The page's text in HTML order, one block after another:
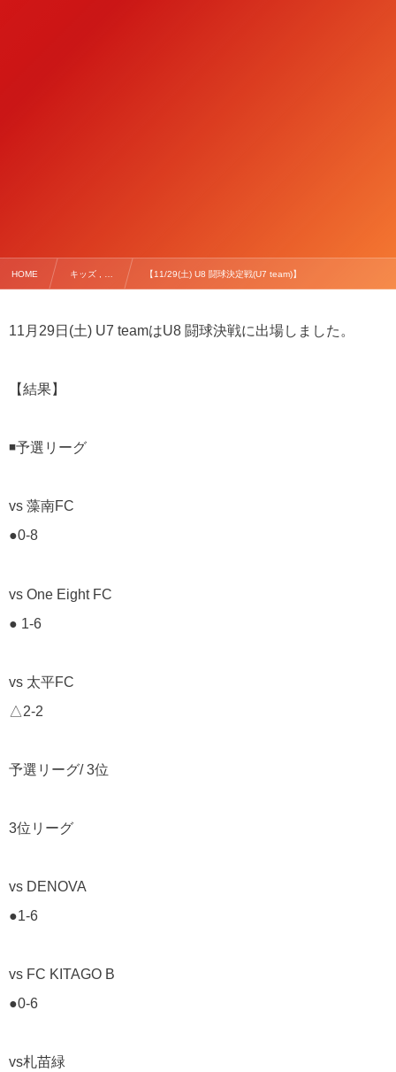
HOME キッズ , … 【11/29(土) U8 闘球決定戦(U7 team)】
11月29日(土) U7 teamはU8 闘球決戦に出場しました。
【結果】
◾️予選リーグ
vs 藻南FC
●0-8
vs One Eight FC
● 1-6
vs 太平FC
△2-2
予選リーグ/ 3位
3位リーグ
vs DENOVA
●1-6
vs FC KITAGO B
●0-6
vs札苗緑